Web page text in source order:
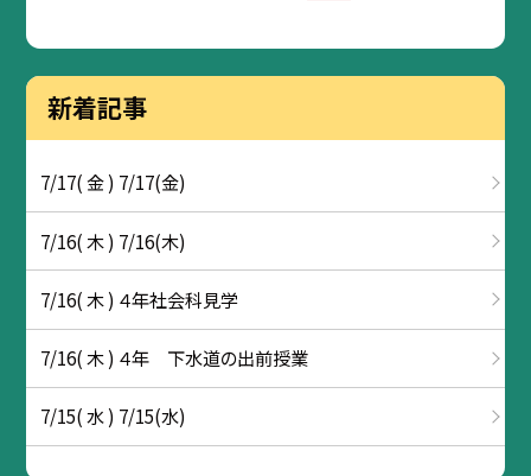
新着記事
7/17( 金 ) 7/17(金)
7/16( 木 ) 7/16(木)
7/16( 木 ) ４年社会科見学
7/16( 木 ) ４年 下水道の出前授業
7/15( 水 ) 7/15(水)